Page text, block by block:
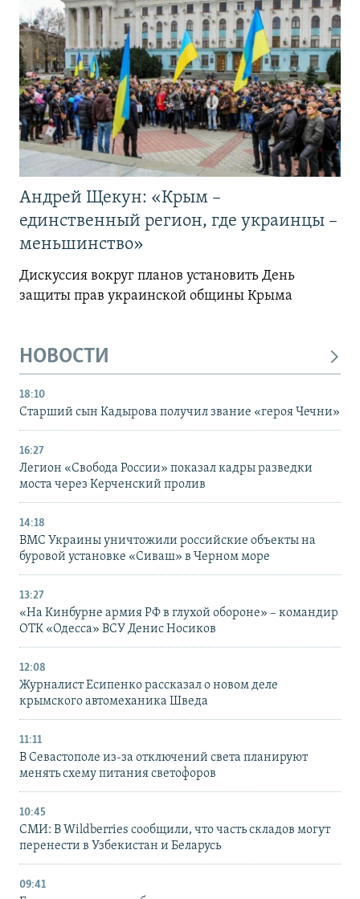
Андрей Щекун: «Крым –
единственный регион, где украинцы –
меньшинство»
Дискуссия вокруг планов установить День
защиты прав украинской общины Крыма
НОВОСТИ
18:10
Старший сын Кадырова получил звание «героя Чечни»
16:27
Легион «Свобода России» показал кадры разведки
моста через Керченский пролив
14:18
ВМС Украины уничтожили российские объекты на
буровой установке «Сиваш» в Черном море
13:27
«На Кинбурне армия РФ в глухой обороне» – командир
ОТК «Одесса» ВСУ Денис Носиков
12:08
Журналист Есипенко рассказал о новом деле
крымского автомеханика Шведа
11:11
В Севастополе из-за отключений света планируют
менять схему питания светофоров
10:45
СМИ: В Wildberries сообщили, что часть складов могут
перенести в Узбекистан и Беларусь
09:41